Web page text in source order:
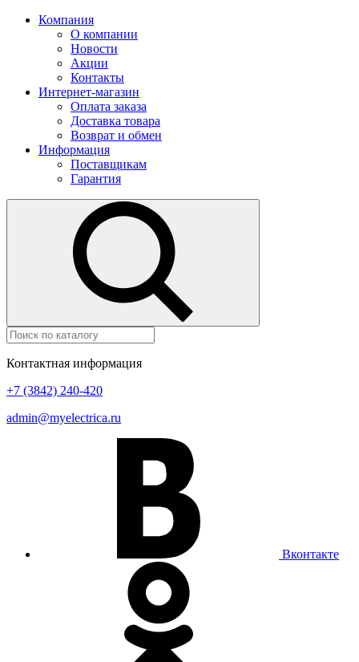
Компания
О компании
Новости
Акции
Контакты
Интернет-магазин
Оплата заказа
Доставка товара
Возврат и обмен
Информация
Поставщикам
Гарантия
Контактная информация
+7 (3842) 240-420
admin@myelectrica.ru
Вконтакте